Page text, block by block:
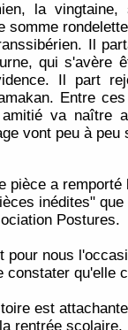
la
somme
Il
qui s'avère
Il part
Entre
amitié va naître
vont peu à peu
pièce a
inédites"
Postures.
pour nous
constater qu'elle
est
rentrée